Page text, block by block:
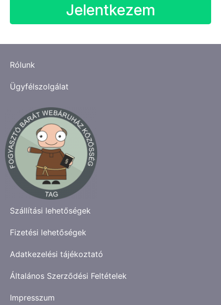
Jelentkezem
Rólunk
Ügyfélszolgálat
Szállítási lehetőségek
Fizetési lehetőségek
Adatkezelési tájékoztató
Általános Szerződési Feltételek
Impresszum